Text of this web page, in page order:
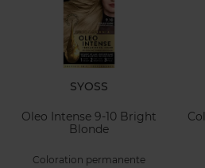
SYOSS
Oleo Intense 9-10 Bright
Blonde
Coloration permanente